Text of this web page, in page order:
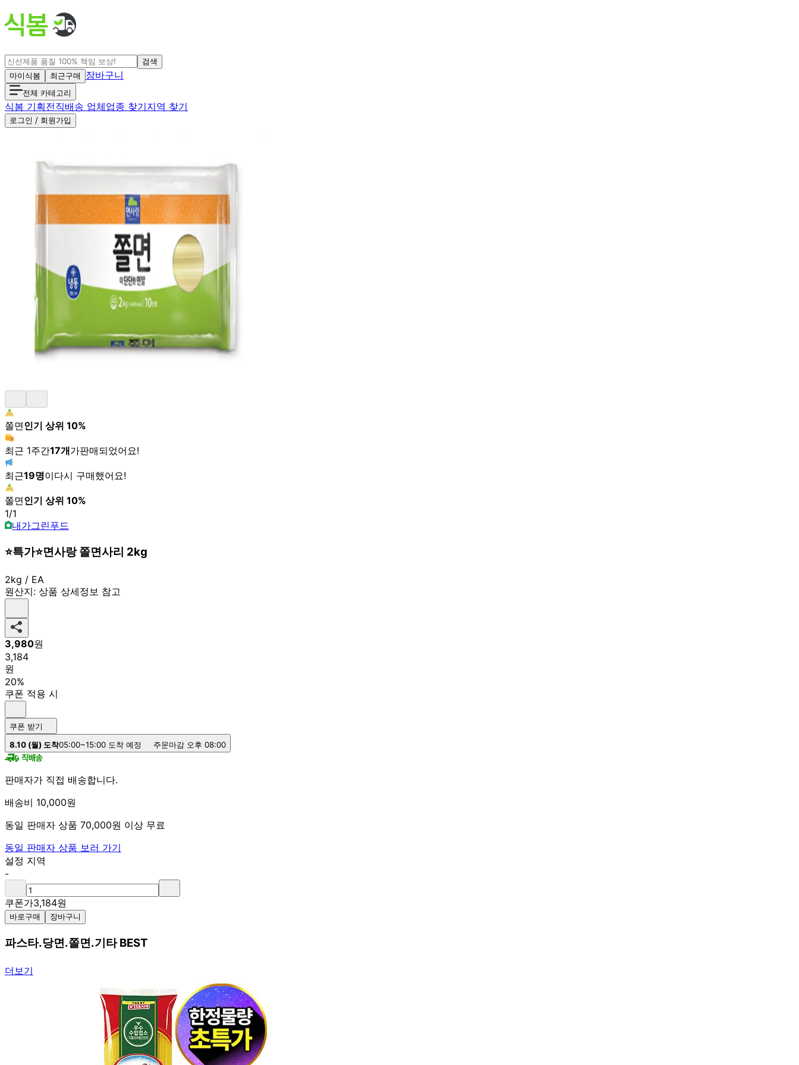
검색
마이식봄
최근구매 장바구니
전체 카테고리
식봄 기획전직배송 업체업종 찾기지역 찾기
로그인 / 회원가입
쫄면인기 상위 10%
최근 1주간17개가판매되었어요!
최근19명이다시 구매했어요!
쫄면인기 상위 10%
1/1
내가그린푸드
⭐특가⭐면사랑 쫄면사리 2kg
2kg / EA
원산지: 상품 상세정보 참고
3,980원
3,184
원
20%
쿠폰 적용 시
쿠폰 받기
8.10 (월) 도착05:00~15:00 도착 예정 주문마감 오후 08:00
판매자가 직접 배송합니다.
배송비 10,000원
동일 판매자 상품 70,000원 이상 무료
동일 판매자 상품 보러 가기
설정 지역
-
쿠폰가3,184원
바로구매 장바구니
파스타.당면.쫄면.기타 BEST
더보기